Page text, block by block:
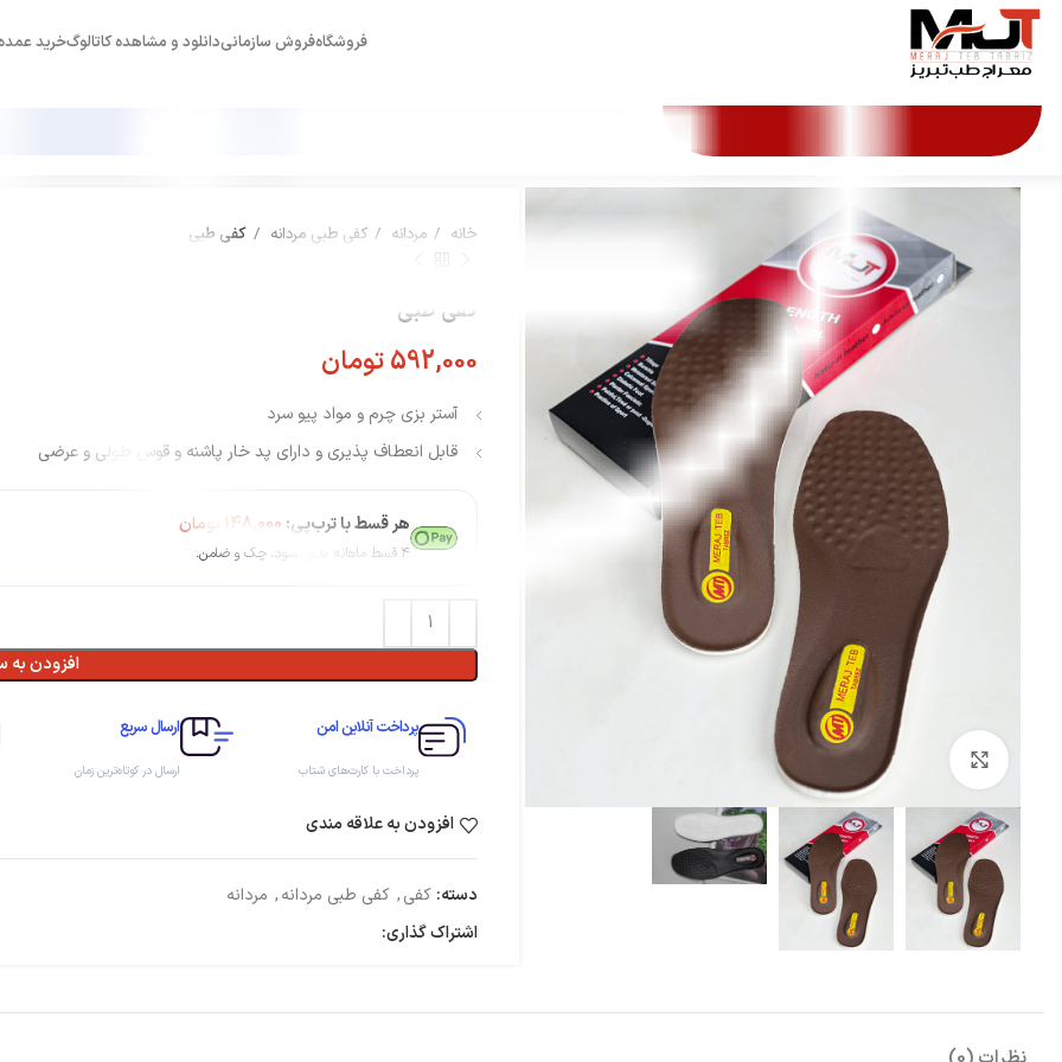
فروشگاهفروش سازمانیدانلود و مشاهده کاتالوگخرید
بزرگنمایی تصویر
خانه مردانه کفی طبی مردانه کفی طبی
کفی طبی
592,000تومان
آستر بزی چرم و مواد پیو سرد
قابل انعطاف پذیری و دارای پد خار پاشنه و قوس طولی و عرضی
هر قسط با ترب‌پی: 148,000 تومان
۴ قسط ماهانه. بدون سود، چک و ضامن.
افزودن به
پرداخت آنلاین امن
پرداخت با کارت‌های شتاب
ارسال سریع
ارسال در کوتاه‌ترین زمان
افزودن به علاقه مندی
دسته: کفی, کفی طبی مردانه, مردانه
اشتراک گذاری: